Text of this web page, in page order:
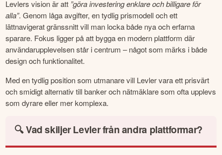
Levlers vision är att ”göra investering enklare och billigare för
alla”. Genom låga avgifter, en tydlig prismodell och ett
lättnavigerat gränssnitt vill man locka både nya och erfarna
sparare. Fokus ligger på att bygga en modern plattform där
användarupplevelsen står i centrum – något som märks i både
design och funktionalitet.
Med en tydlig position som utmanare vill Levler vara ett prisvärt
och smidigt alternativ till banker och nätmäklare som ofta upplevs
som dyrare eller mer komplexa.
🔍 Vad skiljer Levler från andra plattformar?